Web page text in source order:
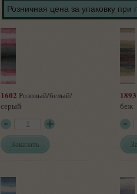
Розничная цена за упаковку при
1602 Розовый/белый/
серый
Заказать
1893
беж